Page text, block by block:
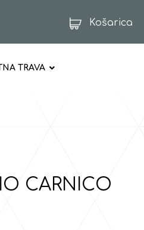
Košarica
TRAVA
CARNICO